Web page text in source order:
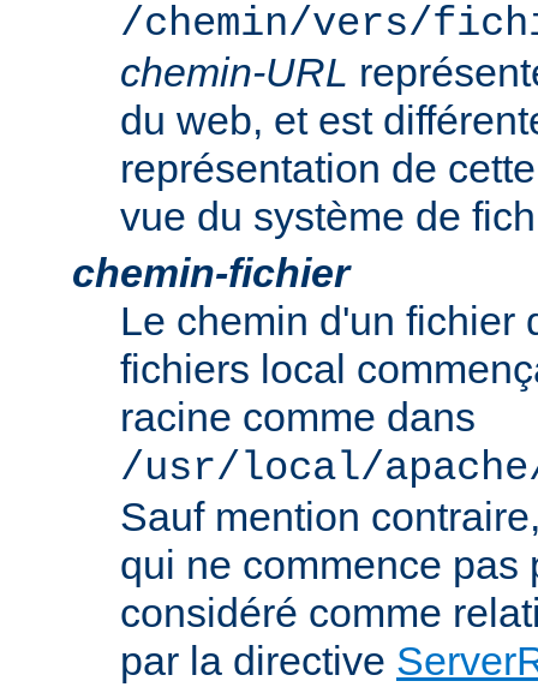
/chemin/vers/
chemin-URL
du web, et est
représentation de
vue du système de
chemin-fichier
Le chemin d'un fichier
fichiers local
racine comme dans
/usr/local/
Sauf mention
qui ne commence pas
considéré comme
par la directive